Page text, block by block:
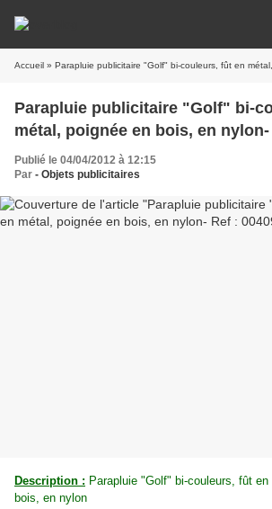
Accueil » Parapluie publicitaire "Golf" bi-couleurs, fût en métal,
Parapluie publicitaire "Golf" bi-
métal, poignée en bois, en nylon-
Publié le 04/04/2012 à 12:15
Par - Objets publicitaires
Description : Parapluie "Golf" bi-couleurs, fût
bois, en nylon